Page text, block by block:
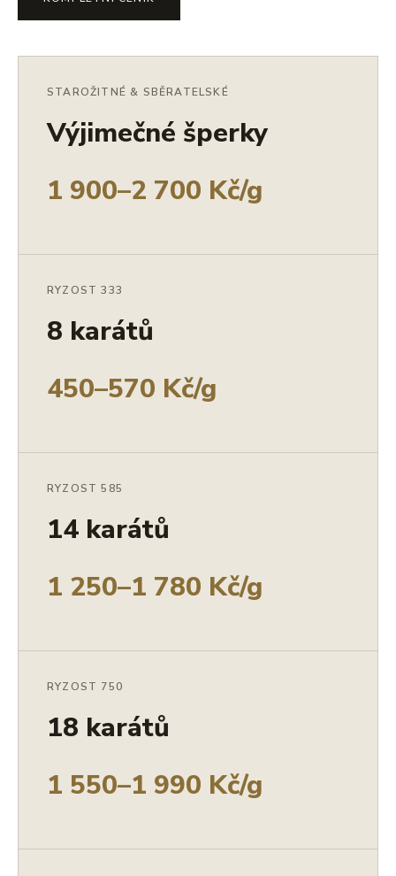
STAROŽITNÉ & SBĚRATELSKÉ
Výjimečné šperky
1 900–2 700 Kč/g
RYZOST 333
8 karátů
450–570 Kč/g
RYZOST 585
14 karátů
1 250–1 780 Kč/g
RYZOST 750
18 karátů
1 550–1 990 Kč/g